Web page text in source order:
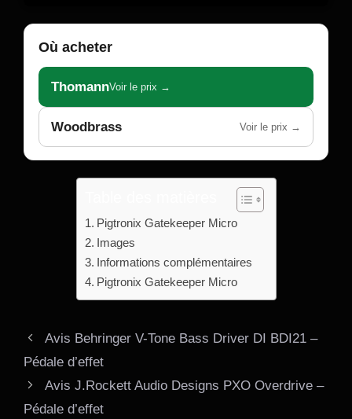
Où acheter
ThomannVoir le prix →
Woodbrass Voir le prix →
Pigtronix Gatekeeper Micro
Images
Informations complémentaires
Pigtronix Gatekeeper Micro
Avis Behringer V-Tone Bass Driver DI BDI21 –
Pédale d’effet
Avis J.Rockett Audio Designs PXO Overdrive –
Pédale d’effet